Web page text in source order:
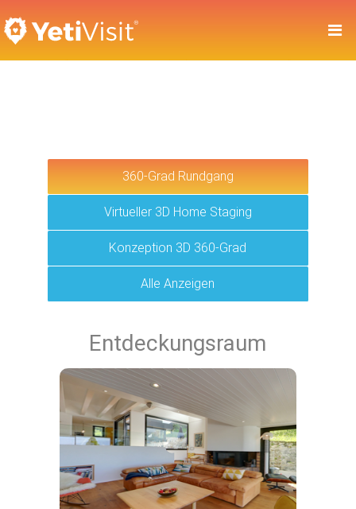
360-Grad Rundgang
Virtueller 3D Home Staging
Konzeption 3D 360-Grad
Alle Anzeigen
Entdeckungsraum